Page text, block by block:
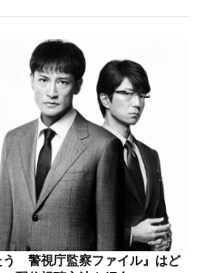
う 警視庁監察ファイル』はど